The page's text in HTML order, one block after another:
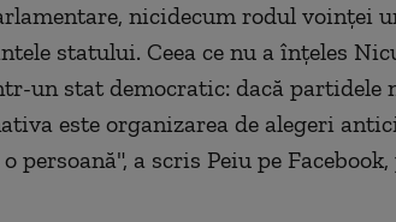
nicidecum rodul voinţei
statului. Ceea ce nu a înţeles
un stat democratic: dacă partidele
este organizarea de alegeri
persoană", a scris Peiu pe